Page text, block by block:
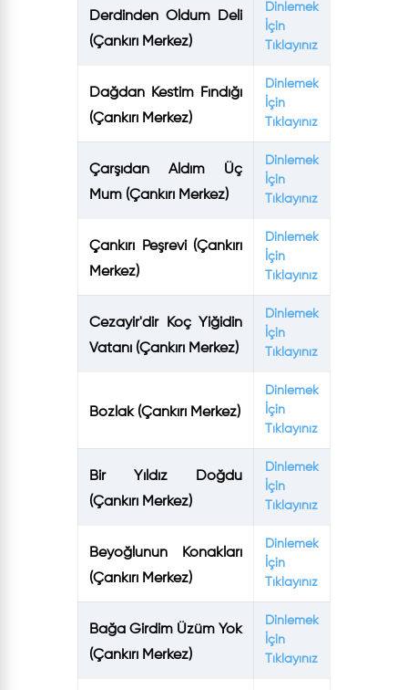
Derdinden Oldum Deli
(Çankırı Merkez)
Dinlemek
İçin
Tıklayınız
Dağdan Kestim Fındığı
(Çankırı Merkez)
Dinlemek
İçin
Tıklayınız
Çarşıdan Aldım Üç
Mum (Çankırı Merkez)
Dinlemek
İçin
Tıklayınız
Ç̧ankırı Peşrevi (Çankırı
Merkez)
Dinlemek
İçin
Tıklayınız
Cezayir'dir Koç Yiğidin
Vatanı (Çankırı Merkez)
Dinlemek
İçin
Tıklayınız
Bozlak (Çankırı Merkez)
Dinlemek
İçin
Tıklayınız
Bir Yıldız Doğdu
(Çankırı Merkez)
Dinlemek
İçin
Tıklayınız
Beyoğlunun Konakları
(Çankırı Merkez)
Dinlemek
İçin
Tıklayınız
Bağa Girdim Üzüm Yok
(Çankırı Merkez)
Dinlemek
İçin
Tıklayınız